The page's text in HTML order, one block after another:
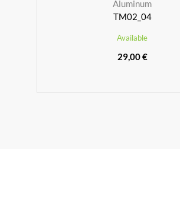
Aluminum
TM02_04
Available
29,00 €